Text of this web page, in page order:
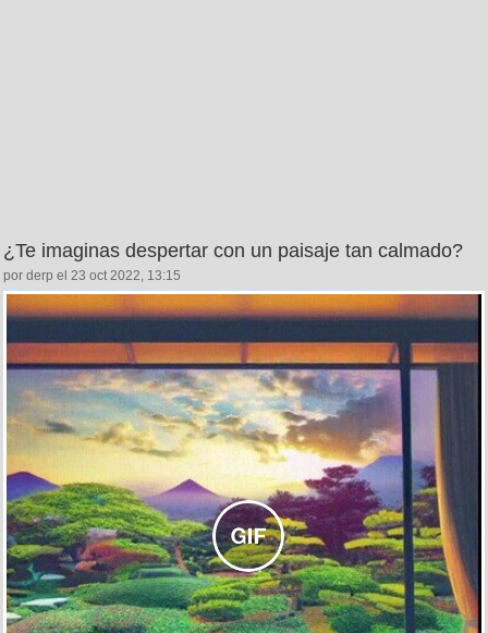
¿Te imaginas despertar con un paisaje tan calmado?
por derp el 23 oct 2022, 13:15